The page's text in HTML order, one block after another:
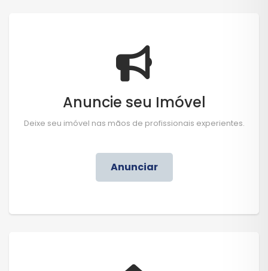
Anuncie seu Imóvel
Deixe seu imóvel nas mãos de profissionais experientes.
Anunciar